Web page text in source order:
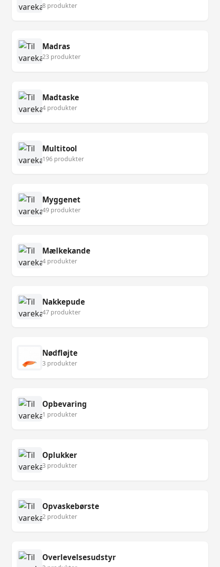
8 produkter
Madras
23 produkter
Madtaske
4 produkter
Multitool
196 produkter
Myggenet
49 produkter
Mælkekande
4 produkter
Nakkepude
47 produkter
Nødfløjte
3 produkter
Opbevaring
1 produkter
Oplukker
3 produkter
Opvaskebørste
2 produkter
Overlevelsesudstyr